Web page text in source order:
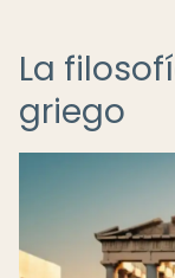
La
griego